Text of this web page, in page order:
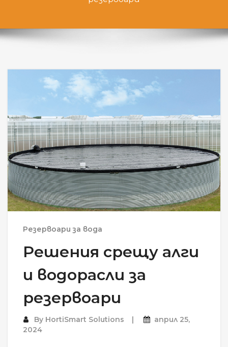
Резервоари за вода
Решения срещу алги
и водорасли за
резервоари
By HortiSmart Solutions
април 25,
2024